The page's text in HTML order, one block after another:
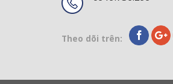
Theo dõi trên: